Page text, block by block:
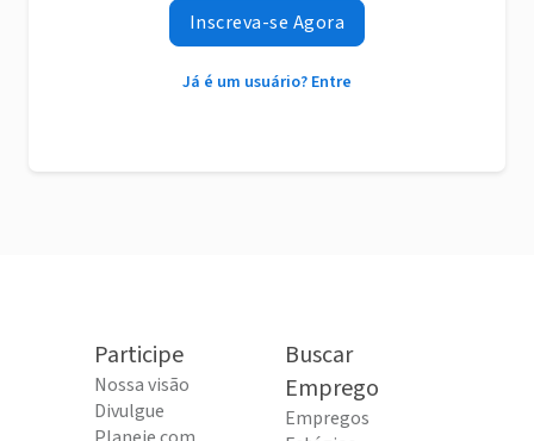
Inscreva-se Agora
Já é um usuário? Entre
Participe
Nossa visão
Divulgue
Buscar
Emprego
Empregos